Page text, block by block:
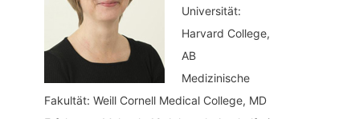
Universität:
Harvard College,
AB
Medizinische
Fakultät: Weill Cornell Medical College, MD